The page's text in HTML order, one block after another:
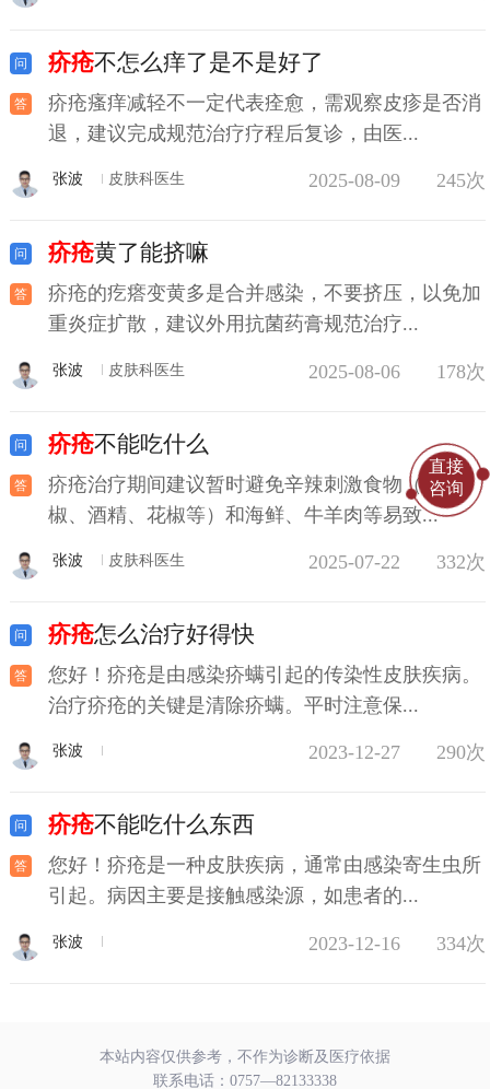
疥疮不怎么痒了是不是好了
疥疮瘙痒减轻不一定代表痊愈，需观察皮疹是否消
退，建议完成规范治疗疗程后复诊，由医...
张波 皮肤科医生 2025-08-09 245次
疥疮黄了能挤嘛
疥疮的疙瘩变黄多是合并感染，不要挤压，以免加
重炎症扩散，建议外用抗菌药膏规范治疗...
张波 皮肤科医生 2025-08-06 178次
疥疮不能吃什么
疥疮治疗期间建议暂时避免辛辣刺激食物（如辣
椒、酒精、花椒等）和海鲜、牛羊肉等易致...
张波 皮肤科医生 2025-07-22 332次
疥疮怎么治疗好得快
您好！疥疮是由感染疥螨引起的传染性皮肤疾病。
治疗疥疮的关键是清除疥螨。平时注意保...
张波 2023-12-27 290次
疥疮不能吃什么东西
您好！疥疮是一种皮肤疾病，通常由感染寄生虫所
引起。病因主要是接触感染源，如患者的...
张波 2023-12-16 334次
本站内容仅供参考，不作为诊断及医疗依据
联系电话： 0757—82133338
直接
咨询